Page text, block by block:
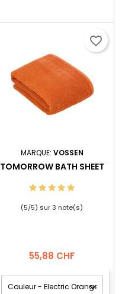
MARQUE: VOSSEN
TOMORROW BATH SHEET
(5/5) sur3 note(s)
Prix
55,88 CHF
favorite_border